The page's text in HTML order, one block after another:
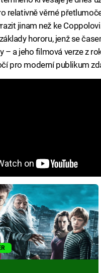
relativně věrné
jinam než ke
hororu, jenž se
– a jeho filmová verze z
pro moderní publikum